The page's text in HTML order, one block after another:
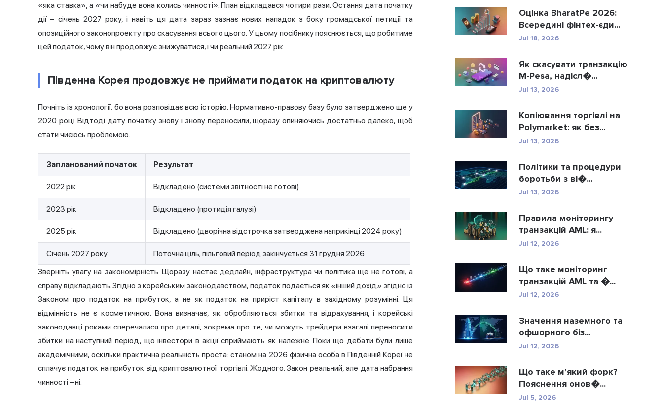
«яка ставка», а «чи набуде вона колись чинності». План відкладався чотири рази. Остання дата початку
дії – січень 2027 року, і навіть ця дата зараз зазнає нових нападок з боку громадської петиції та
опозиційного законопроекту про скасування всього цього. У цьому посібнику пояснюється, що робитиме
цей податок, чому він продовжує знижуватися, і чи реальний 2027 рік.
Південна Корея продовжує не приймати податок на криптовалюту
Почніть із хронології, бо вона розповідає всю історію. Нормативно-правову базу було затверджено ще у
2020 році. Відтоді дату початку знову і знову переносили, щоразу опиняючись достатньо далеко, щоб
стати чиєюсь проблемою.
Запланований початок Результат
2022 рік Відкладено (системи звітності не готові)
2023 рік Відкладено (протидія галузі)
2025 рік Відкладено (дворічна відстрочка затверджена наприкінці 2024 року)
Січень 2027 року
Поточна ціль; пільговий період закінчується 31 грудня 2026
Зверніть увагу на закономірність. Щоразу настає дедлайн, інфраструктура чи політика ще не готові, а
справу відкладають. Згідно з корейським законодавством, податок подається як «інший дохід» згідно із
Законом про податок на прибуток, а не як податок на приріст капіталу в західному розумінні. Ця
відмінність не є косметичною. Вона визначає, як обробляються збитки та відрахування, і корейські
законодавці роками сперечалися про деталі, зокрема про те, чи можуть трейдери взагалі переносити
збитки на наступний період, що інвестори в акції сприймають як належне. Поки що дебати були лише
академічними, оскільки практична реальність проста: станом на 2026 фізична особа в Південній Кореї не
сплачує податок на прибуток від криптовалютної торгівлі. Жодного. Закон реальний, але дата набрання
чинності – ні.
Оцінка BharatPe 2026:
Всередині фінтех-єди...
Jul 18, 2026
Як скасувати транзакцію
M-Pesa, надісл�...
Jul 13, 2026
Копіювання торгівлі на
Polymarket: як без...
Jul 13, 2026
Політики та процедури
боротьби з ві�...
Jul 13, 2026
Правила моніторингу
транзакцій AML: я...
Jul 12, 2026
Що таке моніторинг
транзакцій AML та �...
Jul 12, 2026
Значення наземного та
офшорного біз...
Jul 12, 2026
Що таке м’який форк?
Пояснення онов�...
Jul 5, 2026